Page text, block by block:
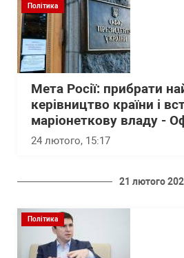
Політика
Мета Росії: прибрати
керівництво країни і
маріонеткову владу -
24 лютого, 15:17
21 лютого
Політика